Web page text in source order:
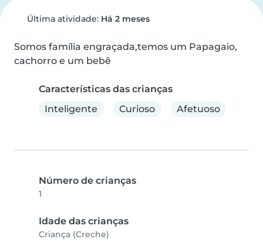
Última atividade: Há 2 meses
Somos família engraçada,temos um Papagaio,
cachorro e um bebê
Características das crianças
Inteligente
Curioso Afetuoso
Número de crianças
1
Idade das crianças
Criança (Creche)